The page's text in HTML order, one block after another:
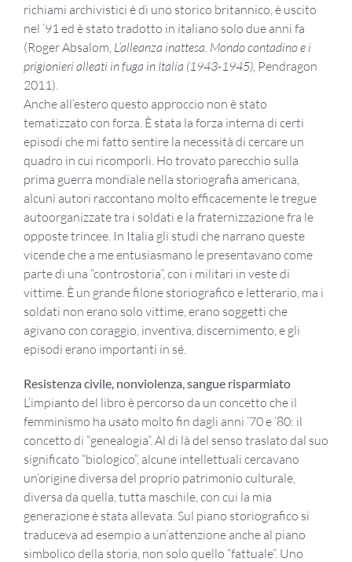
richiami archivistici è di uno storico britannico, è uscito
nel ’91 ed è stato tradotto in italiano solo due anni fa
(Roger Absalom, L’alleanza inattesa. Mondo contadino e i
prigionieri alleati in fuga in Italia (1943-1945), Pendragon
2011).
Anche all’estero questo approccio non è stato
tematizzato con forza. È stata la forza interna di certi
episodi che mi fatto sentire la necessità di cercare un
quadro in cui ricomporli. Ho trovato parecchio sulla
prima guerra mondiale nella storiografia americana,
alcuni autori raccontano molto efficacemente le tregue
autoorganizzate tra i soldati e la fraternizzazione fra le
opposte trincee. In Italia gli studi che narrano queste
vicende che a me entusiasmano le presentavano come
parte di una “controstoria”, con i militari in veste di
vittime. È un grande filone storiografico e letterario, ma i
soldati non erano solo vittime, erano soggetti che
agivano con coraggio, inventiva, discernimento, e gli
episodi erano importanti in sé.
Resistenza civile, nonviolenza, sangue risparmiato
L’impianto del libro è percorso da un concetto che il
femminismo ha usato molto fin dagli anni ’70 e ’80: il
concetto di “genealogia”. Al di là del senso traslato dal suo
significato “biologico”, alcune intellettuali cercavano
un’origine diversa del proprio patrimonio culturale,
diversa da quella, tutta maschile, con cui la mia
generazione è stata allevata. Sul piano storiografico si
traduceva ad esempio a un’attenzione anche al piano
simbolico della storia, non solo quello “fattuale”. Uno